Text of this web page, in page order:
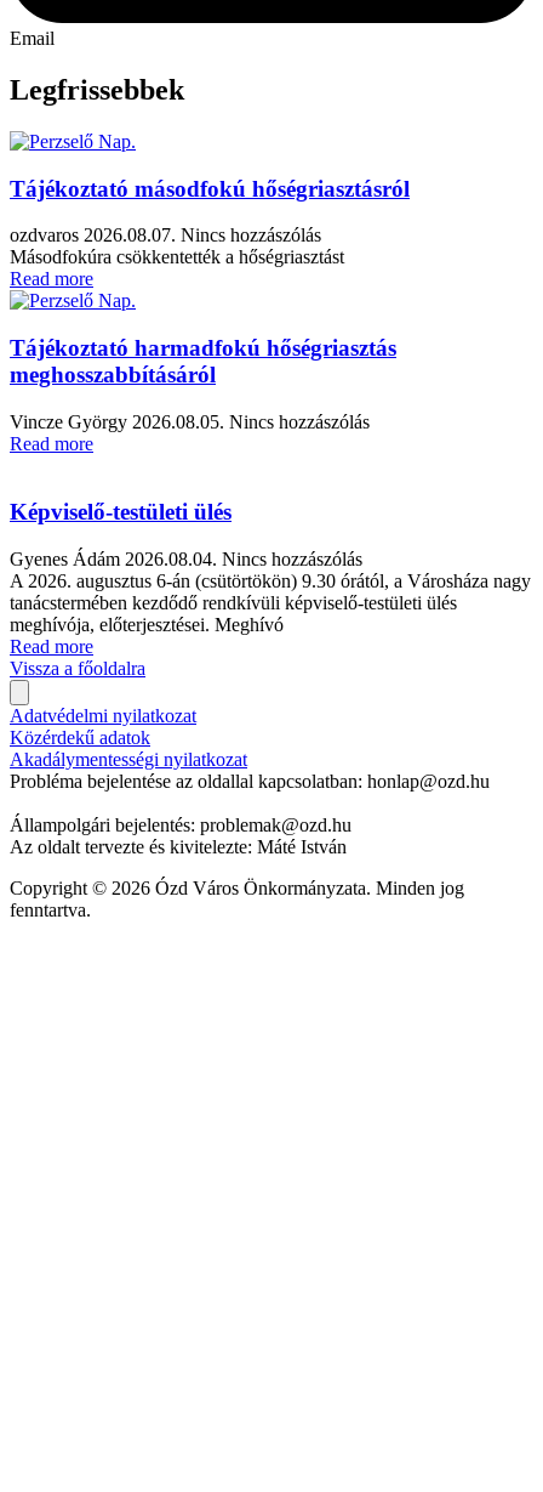
Email
Legfrissebbek
Tájékoztató másodfokú hőségriasztásról
ozdvaros 2026.08.07. Nincs hozzászólás
Másodfokúra csökkentették a hőségriasztást
Read more
Tájékoztató harmadfokú hőségriasztás
meghosszabbításáról
Vincze György 2026.08.05. Nincs hozzászólás
Read more
Képviselő-testületi ülés
Gyenes Ádám 2026.08.04. Nincs hozzászólás
A 2026. augusztus 6-án (csütörtökön) 9.30 órától, a Városháza nagy
tanácstermében kezdődő rendkívüli képviselő-testületi ülés
meghívója, előterjesztései. Meghívó
Read more
Vissza a főoldalra
Adatvédelmi nyilatkozat
Közérdekű adatok
Akadálymentességi nyilatkozat
Probléma bejelentése az oldallal kapcsolatban: honlap@ozd.hu
Állampolgári bejelentés: problemak@ozd.hu
Az oldalt tervezte és kivitelezte: Máté István
Copyright © 2026 Ózd Város Önkormányzata. Minden jog
fenntartva.